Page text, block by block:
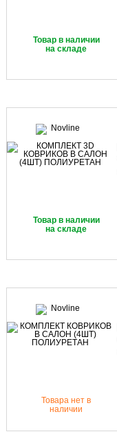
Товар в наличии
на складе
Товар в наличии
на складе
Товара нет в
наличии